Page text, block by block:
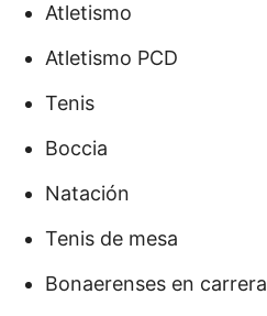
Atletismo
Atletismo PCD
Tenis
Boccia
Natación
Tenis de mesa
Bonaerenses en carrera